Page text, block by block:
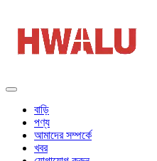
বাড়ি
পণ্য
আমাদের সম্পর্কে
খবর